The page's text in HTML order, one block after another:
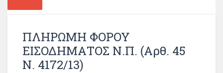
ΠΛΗΡΩΜΗ ΦΟΡΟΥ
ΕΙΣΟΔΗΜΑΤΟΣ Ν.Π. (αρθ. 45
Ν. 4172/13)